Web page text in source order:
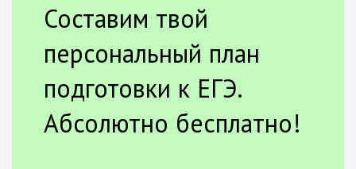
Составим твой
персональный план
подготовки к ЕГЭ.
Абсолютно бесплатно!